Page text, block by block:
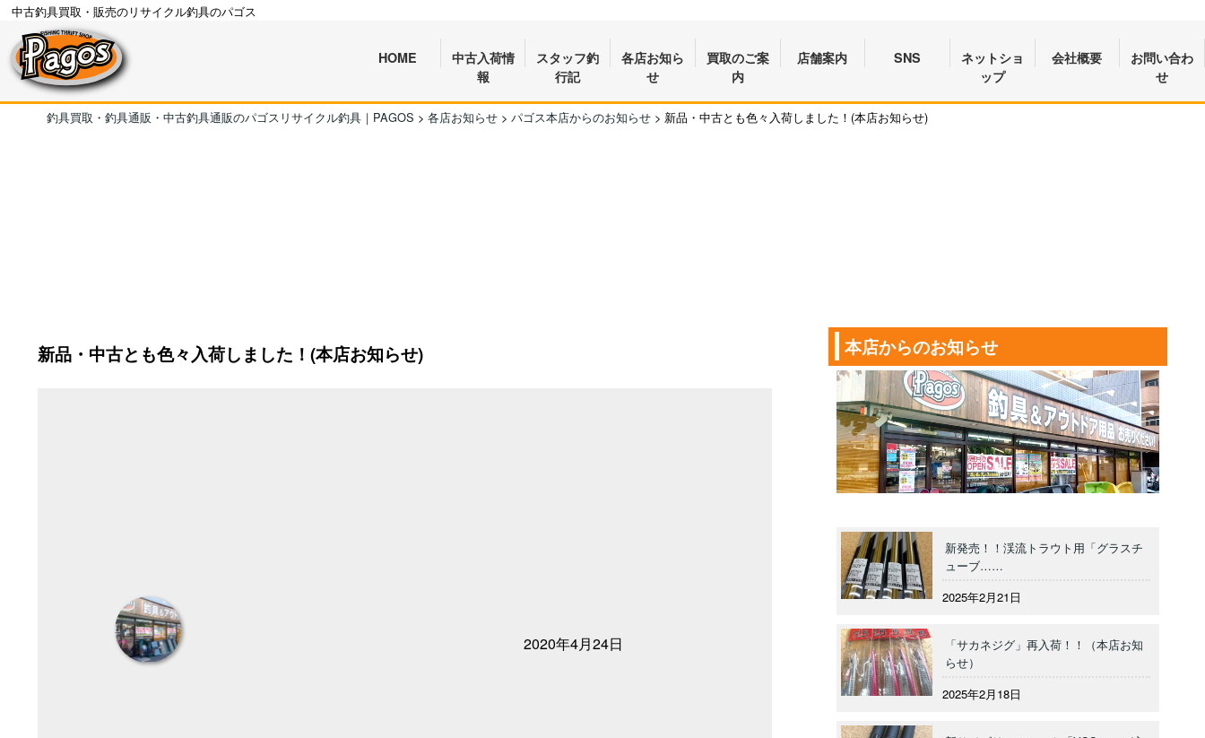
中古釣具買取・販売のリサイクル釣具のパゴス
HOME
中古入荷情
報
スタッフ釣
行記
各店お知ら
せ
買取のご案
内
店舗案内 SNS
ネットショ
ップ
会社概要
お問い合わ
せ
釣具買取・釣具通販・中古釣具通販のパゴスリサイクル釣具｜PAGOS > 各店お知らせ > パゴス本店からのお知らせ > 新品・中古とも色々入荷しました！(本店お知らせ)
新品・中古とも色々入荷しました！(本店お知らせ)
2020年4月24日
本店からのお知らせ
新発売！！渓流トラウト用「グラスチ
ューブ……
2025年2月21日
「サカネジグ」再入荷！！（本店お知
らせ）
2025年2月18日